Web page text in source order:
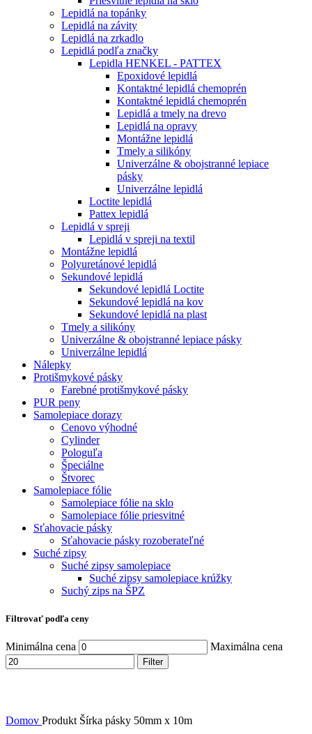
Lepidlá na topánky
Lepidlá na závity
Lepidlá na zrkadlo
Lepidlá podľa značky
Lepidla HENKEL - PATTEX
Epoxidové lepidlá
Kontaktné lepidlá chemoprén
Kontaktné lepidlá chemoprén
Lepidlá a tmely na drevo
Lepidlá na opravy
Montážne lepidlá
Tmely a silikóny
Univerzálne & obojstranné lepiace
pásky
Univerzálne lepidlá
Loctite lepidlá
Pattex lepidlá
Lepidlá v spreji
Lepidlá v spreji na textil
Montážne lepidlá
Polyuretánové lepidlá
Sekundové lepidlá
Sekundové lepidlá Loctite
Sekundové lepidlá na kov
Sekundové lepidlá na plast
Tmely a silikóny
Univerzálne & obojstranné lepiace pásky
Univerzálne lepidlá
Nálepky
Protišmykové pásky
Farebné protišmykové pásky
PUR peny
Samolepiace dorazy
Cenovo výhodné
Cylinder
Pologuľa
Špeciálne
Štvorec
Samolepiace fólie
Samolepiace fólie na sklo
Samolepiace fólie priesvitné
Sťahovacie pásky
Sťahovacie pásky rozoberateľné
Suché zipsy
Suché zipsy samolepiace
Suché zipsy samolepiace krúžky
Suchý zips na ŠPZ
Filtrovať podľa ceny
Minimálna cena Maximálna cena
Filter
Domov Produkt Šírka pásky 50mm x 10m